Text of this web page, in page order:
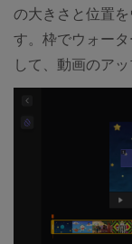
の大きさと位置
す。枠でウォー
して、動画のア